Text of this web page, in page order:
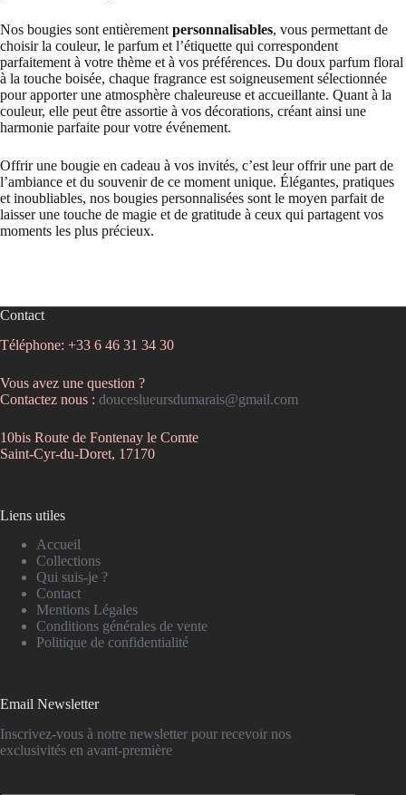
Nos bougies sont entièrement personnalisables, vous permettant de
choisir la couleur, le parfum et l’étiquette qui correspondent
parfaitement à votre thème et à vos préférences. Du doux parfum floral
à la touche boisée, chaque fragrance est soigneusement sélectionnée
pour apporter une atmosphère chaleureuse et accueillante. Quant à la
couleur, elle peut être assortie à vos décorations, créant ainsi une
harmonie parfaite pour votre événement.
Offrir une bougie en cadeau à vos invités, c’est leur offrir une part de
l’ambiance et du souvenir de ce moment unique. Élégantes, pratiques
et inoubliables, nos bougies personnalisées sont le moyen parfait de
laisser une touche de magie et de gratitude à ceux qui partagent vos
moments les plus précieux.
Contact
Téléphone: +33 6 46 31 34 30
Vous avez une question ?
Contactez nous : douceslueursdumarais@gmail.com
10bis Route de Fontenay le Comte
Saint-Cyr-du-Doret, 17170
Liens utiles
Accueil
Collections
Qui suis-je ?
Contact
Mentions Légales
Conditions générales de vente
Politique de confidentialité
Email Newsletter
Inscrivez-vous à notre newsletter pour recevoir nos
exclusivités en avant-première